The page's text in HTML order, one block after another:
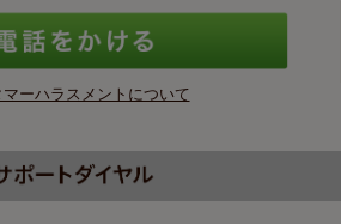
マーハラスメントについて